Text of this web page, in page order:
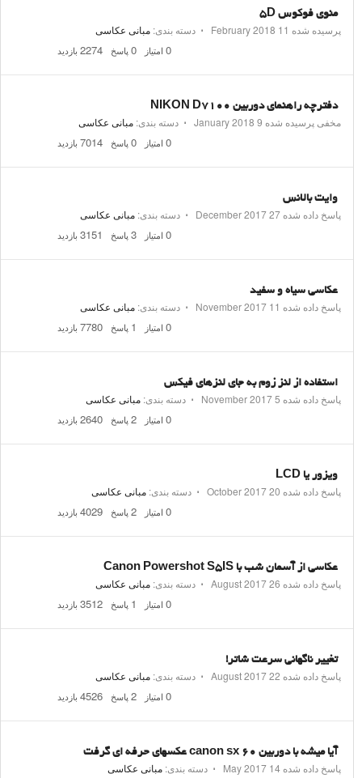
منوی فوکوس ۵D
پرسیده شده 11 February 2018
⋅ دسته بندی: مبانی عکاسی
2274 بازدید 0 پاسخ 0 امتیاز
دفترچه راهنمای دوربین NIKON D7100
مخفی پرسیده شده 9 January 2018
⋅ دسته بندی: مبانی عکاسی
7014 بازدید 0 پاسخ 0 امتیاز
وایت بالانس
پاسخ داده شده 27 December 2017
⋅ دسته بندی: مبانی عکاسی
3151 بازدید 3 پاسخ 0 امتیاز
عکاسی سیاه و سفید
پاسخ داده شده 11 November 2017
⋅ دسته بندی: مبانی عکاسی
7780 بازدید 1 پاسخ 0 امتیاز
استفاده از لنز زوم به جای لنزهای فیکس
پاسخ داده شده 5 November 2017
⋅ دسته بندی: مبانی عکاسی
2640 بازدید 2 پاسخ 0 امتیاز
ویزور یا LCD
پاسخ داده شده 20 October 2017
⋅ دسته بندی: مبانی عکاسی
4029 بازدید 2 پاسخ 0 امتیاز
عکاسی از آسمان شب با Canon Powershot S5IS
پاسخ داده شده 26 August 2017
⋅ دسته بندی: مبانی عکاسی
3512 بازدید 1 پاسخ 0 امتیاز
تغییر ناگهانی سرعت شاتر!
پاسخ داده شده 22 August 2017
⋅ دسته بندی: مبانی عکاسی
4526 بازدید 2 پاسخ 0 امتیاز
آیا میشه با دوربین canon sx 60 عکسهای حرفه ای گرفت
پاسخ داده شده 14 May 2017
⋅ دسته بندی: مبانی عکاسی